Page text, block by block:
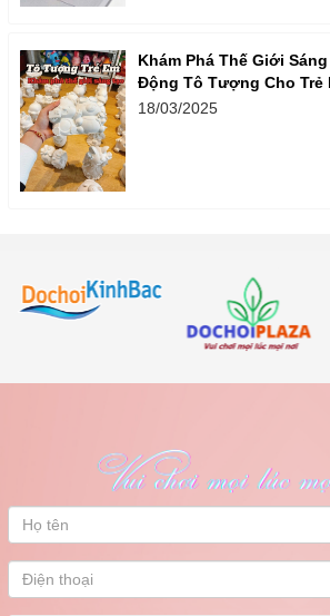
Khám Phá Thế Giới
Động Tô Tượng Cho Trẻ
18/03/2025